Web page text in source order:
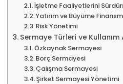
İşletme Faaliyetlerini
Yatırım ve Büyüme
Risk Yönetimi
Sermaye Türleri ve Kullanım
Özkaynak Sermayesi
Borç Sermayesi
Çalışma Sermayesi
Şirket Sermayesi Yönetimi